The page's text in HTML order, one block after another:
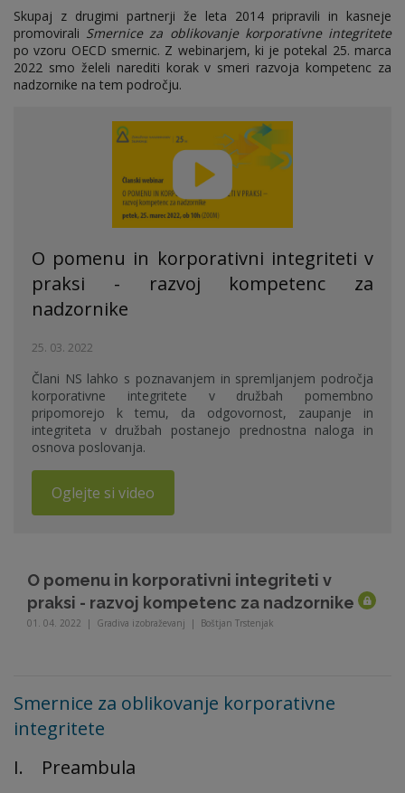
Skupaj z drugimi partnerji že leta 2014 pripravili in kasneje
promovirali Smernice za oblikovanje korporativne integritete
po vzoru OECD smernic. Z webinarjem, ki je potekal 25. marca
2022 smo želeli narediti korak v smeri razvoja kompetenc za
nadzornike na tem področju.
O pomenu in korporativni integriteti v
praksi - razvoj kompetenc za
nadzornike
25. 03. 2022
Člani NS lahko s poznavanjem in spremljanjem področja
korporativne integritete v družbah pomembno
pripomorejo k temu, da odgovornost, zaupanje in
integriteta v družbah postanejo prednostna naloga in
osnova poslovanja.
Oglejte si video
O pomenu in korporativni integriteti v
praksi - razvoj kompetenc za nadzornike
01. 04. 2022 | Gradiva izobraževanj | Boštjan Trstenjak
Smernice za oblikovanje korporativne
integritete
I. Preambula